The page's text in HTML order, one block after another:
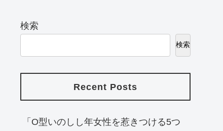
検索
検索
Recent Posts
「O型いのしし年女性を惹きつける5つ